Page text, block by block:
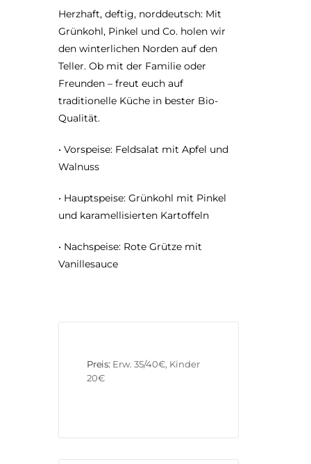
Herzhaft, deftig, norddeutsch: Mit
Grünkohl, Pinkel und Co. holen wir
den winterlichen Norden auf den
Teller. Ob mit der Familie oder
Freunden – freut euch auf
traditionelle Küche in bester Bio-
Qualität.
• Vorspeise: Feldsalat mit Apfel und
Walnuss
• Hauptspeise: Grünkohl mit Pinkel
und karamellisierten Kartoffeln
• Nachspeise: Rote Grütze mit
Vanillesauce
Preis: Erw. 35/40€, Kinder
20€